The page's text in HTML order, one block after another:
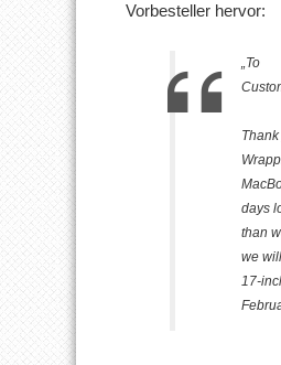
Vorbesteller hervor:
„To
days
than
we
17-